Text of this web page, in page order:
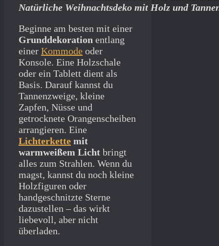
Natürliche Weihnachtsdeko mit Holz und
Beginne am besten mit einer
Grunddekoration entlang
einer Kommode oder
Konsole. Eine Holzschale
oder ein Tablett dient als
Basis. Darauf kannst du
Tannenzweige, kleine
Zapfen, Nüsse und
getrocknete Orangenscheiben
arrangieren. Eine
Lichterkette mit
warmweißem Licht bringt
alles zum Strahlen. Wenn du
magst, kannst du noch kleine
Holzfiguren oder
handgeschnitzte Sterne
dazustellen – das wirkt
liebevoll, aber nicht
überladen.